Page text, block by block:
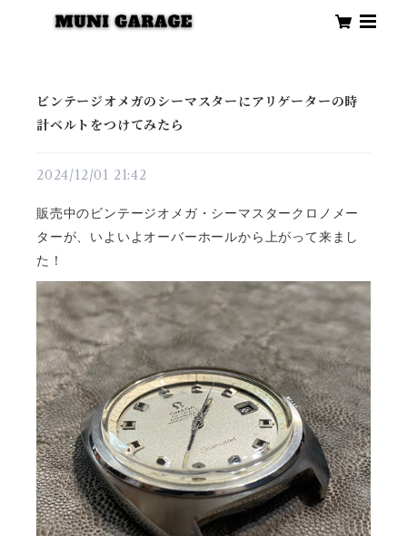
ビンテージオメガのシーマスターにアリゲーターの時
計ベルトをつけてみたら
2024/12/01 21:42
販売中のビンテージオメガ・シーマスタークロノメー
ターが、いよいよオーバーホールから上がって来まし
た！